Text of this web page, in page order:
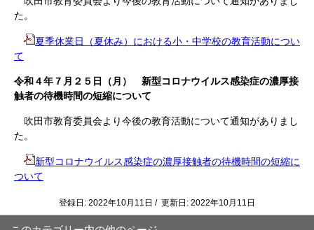
た。
夏季休業日（夏休み）における小・中学校の教育活動につい
て
令和４年７月２５日（月） 新型コロナウイルス感染症の濃厚接
触者の待機時間の短縮について
吹田市教育委員会より今後の教育活動について通知がありまし
た。
新型コロナウイルス感染症の濃厚接触者の待機時間の短縮に
ついて
登録日: 2022年10月11日 / 更新日: 2022年10月11日